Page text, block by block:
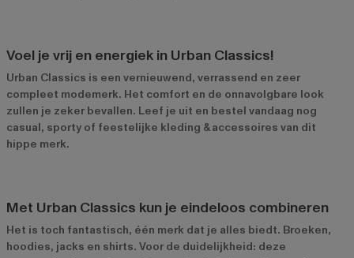
Voel je vrij en energiek in Urban Classics!
Urban Classics is een vernieuwend, verrassend en zeer
compleet modemerk. Het comfort en de onnavolgbare look
zullen je zeker bevallen. Leef je uit en bestel vandaag nog
casual, sporty of feestelijke kleding & accessoires van dit
hippe merk.
Met Urban Classics kun je eindeloos combineren
Het is toch fantastisch, één merk dat je alles biedt. Broeken,
hoodies, jacks en shirts. Voor de duidelijkheid: deze